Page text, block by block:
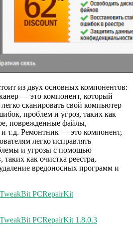
из двух основных компонентов:
— это компонент, который
сканировать свой компьютер
проблем и угроз, таких как
поврежденные файлы,
т.д. Ремонтник — это компонент,
легко исправлять
и угрозы с помощью
как очистка реестра,
вредоносных программ и
TweakBit PCRepairKit
TweakBit PCRepairKit 1.8.0.3